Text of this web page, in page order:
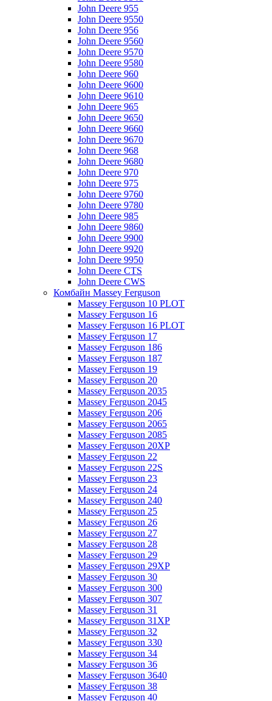
John Deere 955
John Deere 9550
John Deere 956
John Deere 9560
John Deere 9570
John Deere 9580
John Deere 960
John Deere 9600
John Deere 9610
John Deere 965
John Deere 9650
John Deere 9660
John Deere 9670
John Deere 968
John Deere 9680
John Deere 970
John Deere 975
John Deere 9760
John Deere 9780
John Deere 985
John Deere 9860
John Deere 9900
John Deere 9920
John Deere 9950
John Deere CTS
John Deere CWS
Комбайн Massey Ferguson
Massey Ferguson 10 PLOT
Massey Ferguson 16
Massey Ferguson 16 PLOT
Massey Ferguson 17
Massey Ferguson 186
Massey Ferguson 187
Massey Ferguson 19
Massey Ferguson 20
Massey Ferguson 2035
Massey Ferguson 2045
Massey Ferguson 206
Massey Ferguson 2065
Massey Ferguson 2085
Massey Ferguson 20XP
Massey Ferguson 22
Massey Ferguson 22S
Massey Ferguson 23
Massey Ferguson 24
Massey Ferguson 240
Massey Ferguson 25
Massey Ferguson 26
Massey Ferguson 27
Massey Ferguson 28
Massey Ferguson 29
Massey Ferguson 29XP
Massey Ferguson 30
Massey Ferguson 300
Massey Ferguson 307
Massey Ferguson 31
Massey Ferguson 31XP
Massey Ferguson 32
Massey Ferguson 330
Massey Ferguson 34
Massey Ferguson 36
Massey Ferguson 3640
Massey Ferguson 38
Massey Ferguson 40